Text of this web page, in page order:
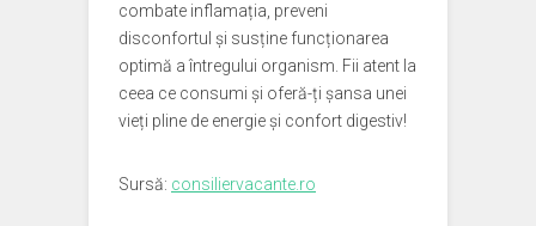
combate inflamația, preveni
disconfortul și susține funcționarea
optimă a întregului organism. Fii atent la
ceea ce consumi și oferă-ți șansa unei
vieți pline de energie și confort digestiv!
Sursă: consiliervacante.ro